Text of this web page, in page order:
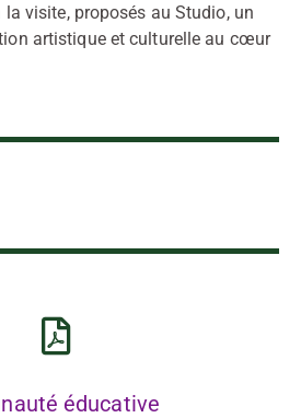
la visite, proposés au Studio, un
artistique et culturelle au cœur
éducative